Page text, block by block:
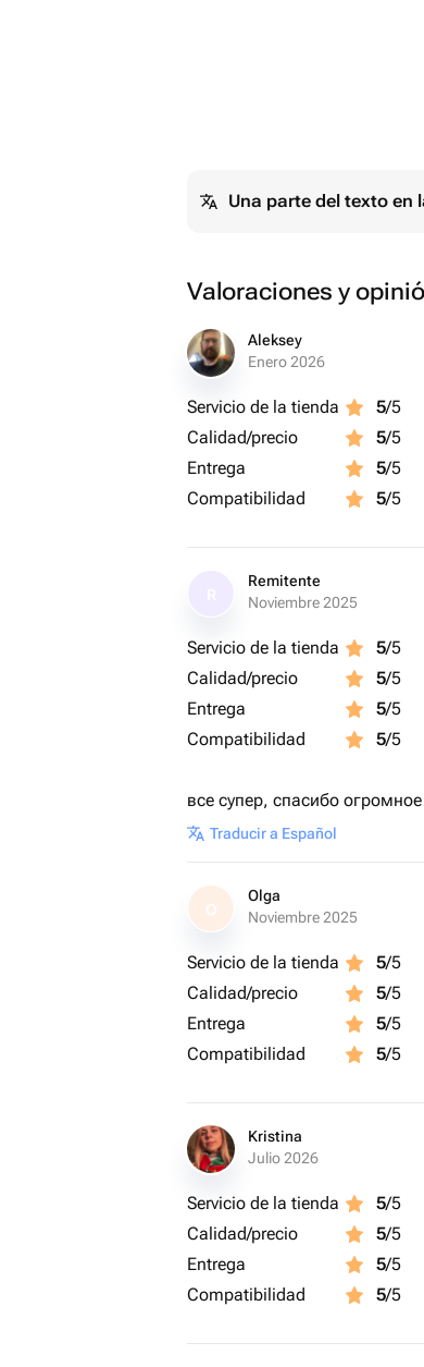
Una parte del texto
Valoraciones y
Aleksey
Enero 2026
Servicio de la tienda 5/5
Calidad/precio
5/5
Entrega
5/5
Compatibilidad
5/5
Remitente
Noviembre 2025
Servicio de la tienda 5/5
Calidad/precio
5/5
Entrega
5/5
Compatibilidad
5/5
все супер, спасибо огромное
Traducir a Español
O
Olga
Noviembre 2025
Servicio de la tienda 5/5
Calidad/precio
5/5
Entrega
5/5
Compatibilidad
5/5
Kristina
Julio 2026
Servicio de la tienda 5/5
Calidad/precio
5/5
Entrega
5/5
Compatibilidad
5/5